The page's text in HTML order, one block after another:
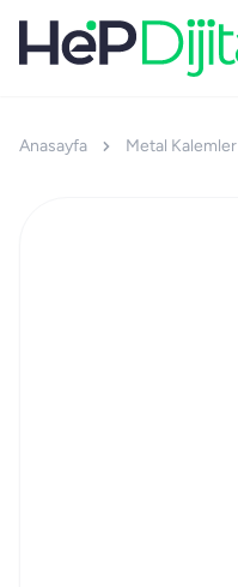
Anasayfa Metal Kalemler